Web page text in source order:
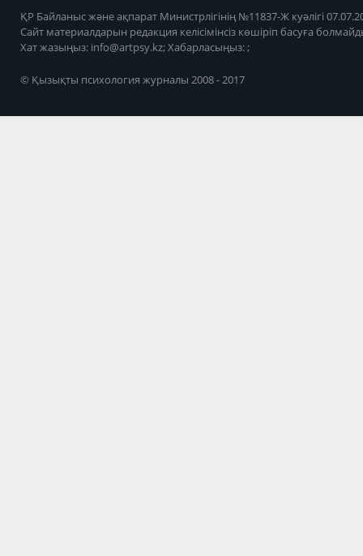
ҚР Байланыс және ақпарат Министрлігінің №11837-Ж куәлігі
Сайт материалдарын редакция келісімінсіз көшіріп басуға
Хат жазыңыз: info@artpsy.kz; Хабарласыңыз: ;
© Қызықты психология журналы 2008 - 2017